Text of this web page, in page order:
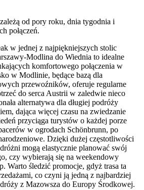
od pory roku, dnia tygodnia i
połączeń.
w jednej z najpiękniejszych stolic
Modlina do Wiednia to idealne
komfortowego połączenia w
w Modlinie, będące bazą dla
przewoźników, oferuje regularne
do serca Austrii w zaledwie nieco
alternatywa dla długiej podróży
dająca więcej czasu na zwiedzanie
przyciąga turystów o każdej porze
w ogrodach Schönbrunn, po
Dzięki dużej częstotliwości
mogą elastycznie planować swój
czy wybierają się na weekendowy
Warto śledzić promocje, gdyż trasa ta
co czyni ją jedną z najbardziej
z Mazowsza do Europy Środkowej.